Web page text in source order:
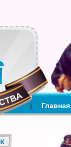
Главная